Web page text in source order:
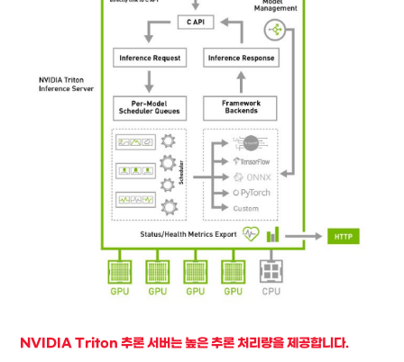
NVIDIA Triton 추론 서버는 높은 추론 처리량을 제공합니다.